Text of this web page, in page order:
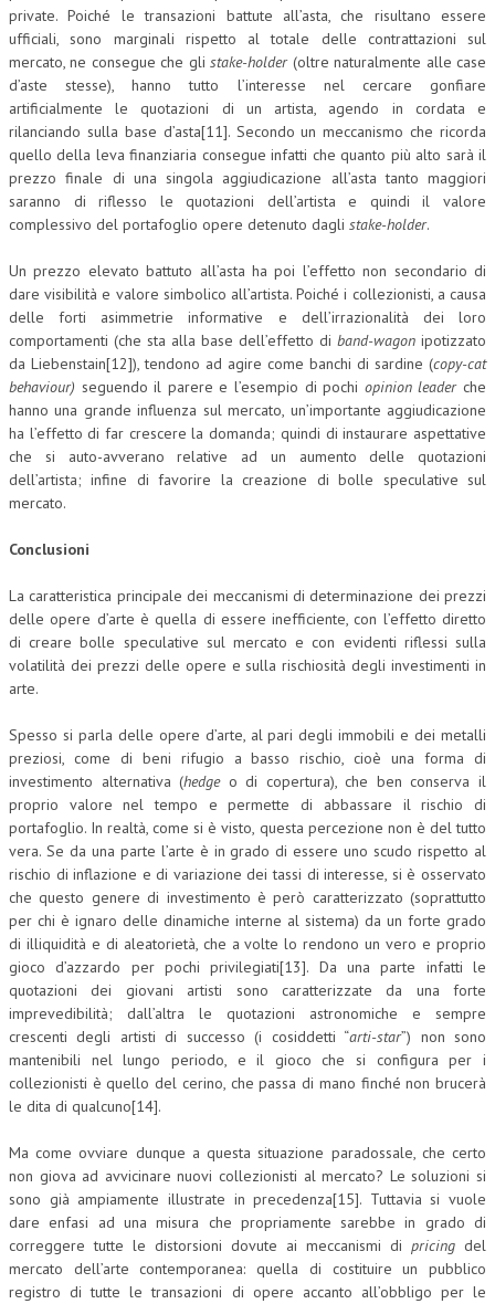
private. Poiché le transazioni battute all’asta, che risultano essere
ufficiali, sono marginali rispetto al totale delle contrattazioni sul
mercato, ne consegue che glistake-holder(oltre naturalmente alle case
d’aste stesse), hanno tutto l’interesse nel cercare gonfiare
artificialmente le quotazioni di un artista, agendo in cordata e
rilanciando sulla base d’asta[11]. Secondo un meccanismo che ricorda
quello della leva finanziaria consegue infatti che quanto più alto sarà il
prezzo finale di una singola aggiudicazione all’asta tanto maggiori
saranno di riflesso le quotazioni dell’artista e quindi il valore
complessivo del portafoglio opere detenuto dagli stake-holder.
Un prezzo elevato battuto all’asta ha poi l’effetto non secondario di
dare visibilità e valore simbolico all’artista. Poiché i collezionisti, a causa
delle forti asimmetrie informative e dell’irrazionalità dei loro
comportamenti (che sta alla base dell’effetto di band-wagon ipotizzato
da Liebenstain[12]), tendono ad agire come banchi di sardine (copy-cat
behaviour) seguendo il parere e l’esempio di pochi opinion leaderche
hanno una grande influenza sul mercato, un’importante aggiudicazione
ha l’effetto di far crescere la domanda; quindi di instaurare aspettative
che si auto-avverano relative ad un aumento delle quotazioni
dell’artista; infine di favorire la creazione di bolle speculative sul
mercato.
Conclusioni
La caratteristica principale dei meccanismi di determinazione dei prezzi
delle opere d’arte è quella di essere inefficiente, con l’effetto diretto
di creare bolle speculative sul mercato e con evidenti riflessi sulla
volatilità dei prezzi delle opere e sulla rischiosità degli investimenti in
arte.
Spesso si parla delle opere d’arte, al pari degli immobili e dei metalli
preziosi, come di beni rifugio a basso rischio, cioè una forma di
investimento alternativa (hedge o di copertura), che ben conserva il
proprio valore nel tempo e permette di abbassare il rischio di
portafoglio. In realtà, come si è visto, questa percezione non è del tutto
vera. Se da una parte l’arte è in grado di essere uno scudo rispetto al
rischio di inflazione e di variazione dei tassi di interesse, si è osservato
che questo genere di investimento è però caratterizzato (soprattutto
per chi è ignaro delle dinamiche interne al sistema) da un forte grado
di illiquidità e di aleatorietà, che a volte lo rendono un vero e proprio
gioco d’azzardo per pochi privilegiati[13]. Da una parte infatti le
quotazioni dei giovani artisti sono caratterizzate da una forte
imprevedibilità; dall’altra le quotazioni astronomiche e sempre
crescenti degli artisti di successo (i cosiddetti “arti-star”) non sono
mantenibili nel lungo periodo, e il gioco che si configura per i
collezionisti è quello del cerino, che passa di mano finché non brucerà
le dita di qualcuno[14].
Ma come ovviare dunque a questa situazione paradossale, che certo
non giova ad avvicinare nuovi collezionisti al mercato? Le soluzioni si
sono già ampiamente illustrate in precedenza[15]. Tuttavia si vuole
dare enfasi ad una misura che propriamente sarebbe in grado di
correggere tutte le distorsioni dovute ai meccanismi di pricing del
mercato dell’arte contemporanea: quella di costituire un pubblico
registro di tutte le transazioni di opere accanto all’obbligo per le